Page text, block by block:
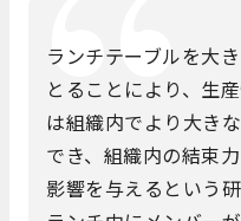
ランチテーブルを大
とることにより、生
は組織内でより大き
でき、組織内の結束
影響を与えるという